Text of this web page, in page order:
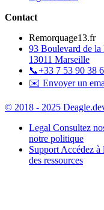
Contact
Remorquage13.fr
93 Boulevard de la
13011 Marseille
📞+33 7 53 90 38
✉️ Envoyer un
© 2018 - 2025
Legal Consultez
notre politique
Support Accédez à
des ressources